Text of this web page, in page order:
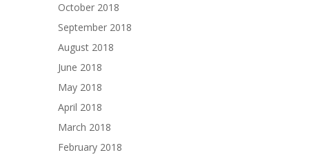
October 2018
September 2018
August 2018
June 2018
May 2018
April 2018
March 2018
February 2018